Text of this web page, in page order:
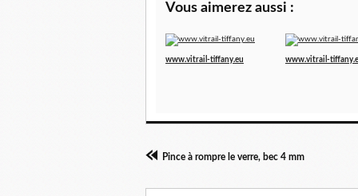
Vous aimerez aussi :
www.vitrail-tiffany.eu
www.vitrail-
Pince à rompre le verre, bec 4 mm